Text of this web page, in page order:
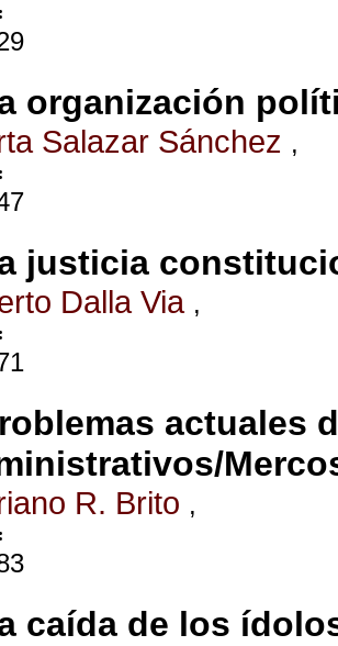
organización
Salazar Sánchez ,
justicia
Dalla Via ,
actuales
R. Brito ,
caída de los